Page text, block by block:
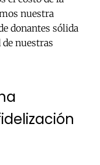
nuestra
donantes sólida
nuestras